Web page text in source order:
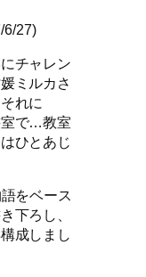
6/27)
チャレン
ミルカさ
れに
室で…教室
ひとあじ
をベース
下ろし、
成しまし